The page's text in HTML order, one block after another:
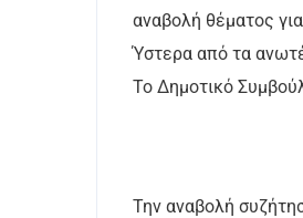
αναβολή θέματος
Ύστερα από τα
Το Δημοτικό
Την αναβολή